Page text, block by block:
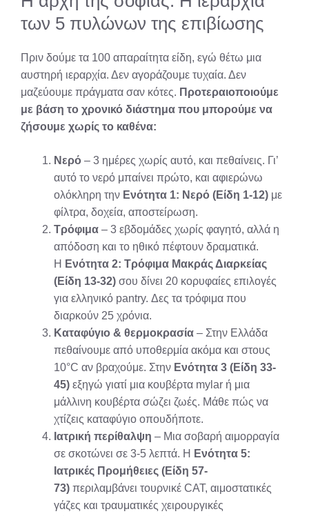
των 5 πυλώνων της επιβίωσης
Πριν δούμε τα 100 απαραίτητα είδη, εγώ θέτω μια
αυστηρή ιεραρχία. Δεν αγοράζουμε τυχαία. Δεν
μαζεύουμε πράγματα σαν κότες. Προτεραιοποιούμε
με βάση το χρονικό διάστημα που μπορούμε να
ζήσουμε χωρίς το καθένα:
Νερό – 3 ημέρες χωρίς αυτό, και πεθαίνεις. Γι’
αυτό το νερό μπαίνει πρώτο, και αφιερώνω
ολόκληρη την Ενότητα 1: Νερό (Είδη 1-12) με
φίλτρα, δοχεία, αποστείρωση.
Τρόφιμα – 3 εβδομάδες χωρίς φαγητό, αλλά η
απόδοση και το ηθικό πέφτουν δραματικά.
Η Ενότητα 2: Τρόφιμα Μακράς Διαρκείας
(Είδη 13-32) σου δίνει 20 κορυφαίες επιλογές
για ελληνικό pantry. Δες τα τρόφιμα που
διαρκούν 25 χρόνια.
Καταφύγιο & θερμοκρασία – Στην Ελλάδα
πεθαίνουμε από υποθερμία ακόμα και στους
10°C αν βραχούμε. Στην Ενότητα 3 (Είδη 33-
45) εξηγώ γιατί μια κουβέρτα mylar ή μια
μάλλινη κουβέρτα σώζει ζωές. Μάθε πώς να
χτίζεις καταφύγιο οπουδήποτε.
Ιατρική περίθαλψη – Μια σοβαρή αιμορραγία
σε σκοτώνει σε 3-5 λεπτά. Η Ενότητα 5:
Ιατρικές Προμήθειες (Είδη 57-
73) περιλαμβάνει τουρνικέ CAT, αιμοστατικές
γάζες και τραυματικές χειρουργικές